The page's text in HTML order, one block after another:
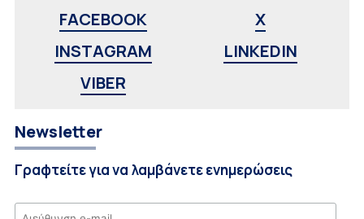
FACEBOOK
X
INSTAGRAM
LINKEDIN
VIBER
Newsletter
Γραφτείτε για να λαμβάνετε ενημερώσεις